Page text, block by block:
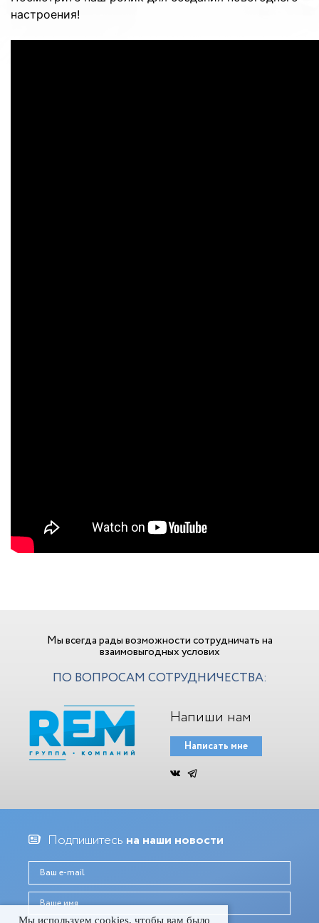
настроения!
Мы всегда рады возможности сотрудничать на
взаимовыгодных услових
ПО ВОПРОСАМ СОТРУДНИЧЕСТВА:
Напиши нам
Написать мне
Подпишитесь на наши новости
Мы используем cookies, чтобы вам было